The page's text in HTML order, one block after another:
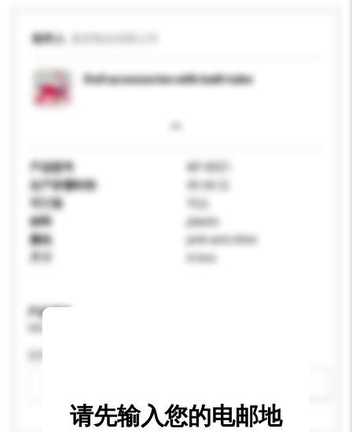
收件人
Doll accessories with bath tube
产品型号
AP-8321
生产所需时间
45-60 日
可订造
可以
材料
plastic
颜色
pink and other
in box
产品规格
请先输入您的电邮地